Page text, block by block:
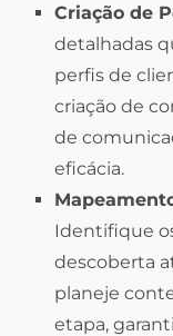
Criação de
detalhadas
perfis de
criação de
de
eficácia.
Identifique
descoberta
planeje
etapa,